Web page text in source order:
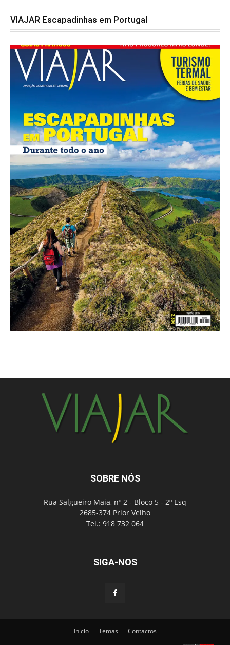
VIAJAR Escapadinhas em Portugal
SOBRE NÓS
Rua Salgueiro Maia, nº 2 - Bloco 5 - 2º Esq
2685-374 Prior Velho
Tel.: 918 732 064
SIGA-NOS
Inicio Temas Contactos